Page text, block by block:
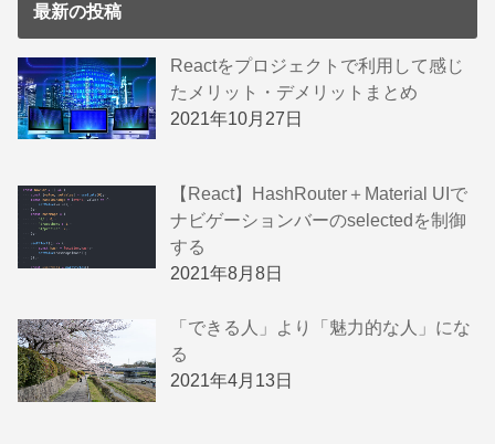
最新の投稿
Reactをプロジェクトで利用して感じ
たメリット・デメリットまとめ
2021年10月27日
【React】HashRouter＋Material UIで
ナビゲーションバーのselectedを制御
する
2021年8月8日
「できる人」より「魅力的な人」にな
る
2021年4月13日